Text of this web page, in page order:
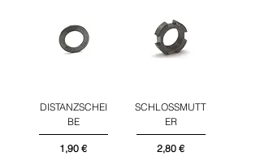
DISTANZSCHEI
BE
Preis
1,90 €
SCHLOSSMUTT
ER
Preis
2,80 €